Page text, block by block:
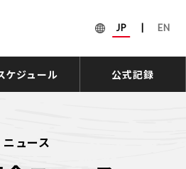
JP EN
ケジュール 公式記録
ニュース